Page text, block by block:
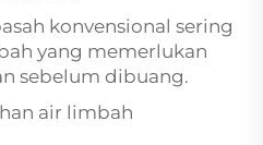
konvensional sering
yang memerlukan
sebelum dibuang.
air limbah